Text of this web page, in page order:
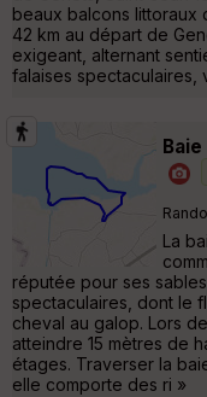
beaux balcons littoraux
42 km au départ de
exigeant, alternant
falaises spectaculaires,
La
réputée pour ses
spectaculaires, dont le
cheval au galop. Lors
atteindre 15 mètres de
étages. Traverser la
elle comporte des ri »